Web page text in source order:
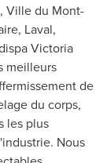
Ville du Mont-
, Laval,
Victoria
meilleurs
de
du corps,
les plus
Nous